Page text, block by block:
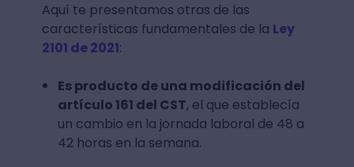
Aquí te presentamos otras de las
características fundamentales de la Ley
2101 de 2021:
Es producto de una modificación del
artículo 161 del CST, el que establecía
un cambio en la jornada laboral de 48 a
42 horas en la semana.